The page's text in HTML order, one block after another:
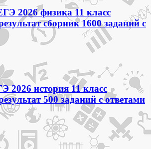
2026 физика 11 класс
сборник 1600 заданий с
2026 история 11 класс
500 заданий с ответами